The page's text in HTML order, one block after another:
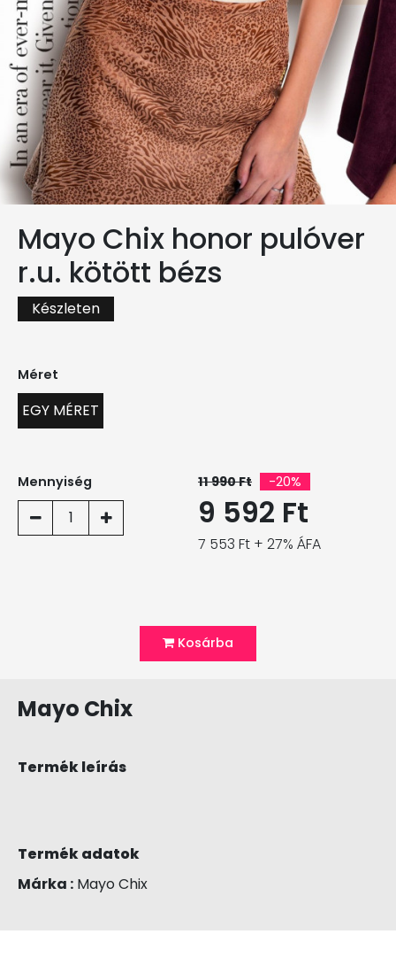
Mayo Chix honor pulóver
r.u. kötött bézs
Készleten
Méret
EGY MÉRET
Mennyiség
1
11 990 Ft -20%
9 592 Ft
7 553 Ft + 27% ÁFA
Kosárba
Mayo Chix
Termék leírás
Termék adatok
Márka : Mayo Chix